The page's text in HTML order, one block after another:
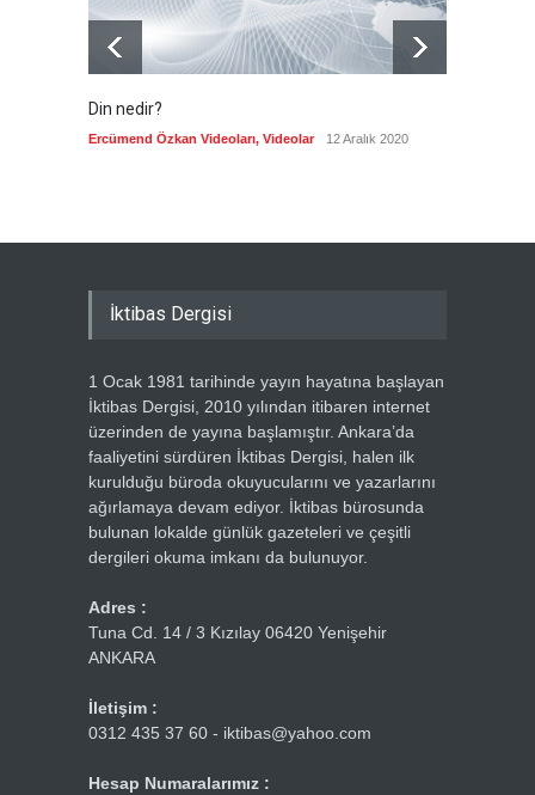
Din nedir?
Ercümend Özkan Videoları, Videolar 12 Aralık 2020
İktibas Dergisi
1 Ocak 1981 tarihinde yayın hayatına başlayan
İktibas Dergisi, 2010 yılından itibaren internet
üzerinden de yayına başlamıştır. Ankara’da
faaliyetini sürdüren İktibas Dergisi, halen ilk
kurulduğu büroda okuyucularını ve yazarlarını
ağırlamaya devam ediyor. İktibas bürosunda
bulunan lokalde günlük gazeteleri ve çeşitli
dergileri okuma imkanı da bulunuyor.
Adres :
Tuna Cd. 14 / 3 Kızılay 06420 Yenişehir
ANKARA
İletişim :
0312 435 37 60 - iktibas@yahoo.com
Hesap Numaralarımız :